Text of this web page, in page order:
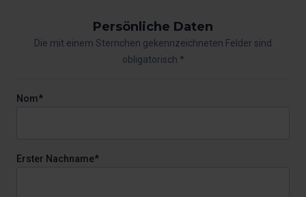
Persönliche Daten
Die mit einem Sternchen gekennzeichneten Felder sind
obligatorisch *
Nom*
Erster Nachname*